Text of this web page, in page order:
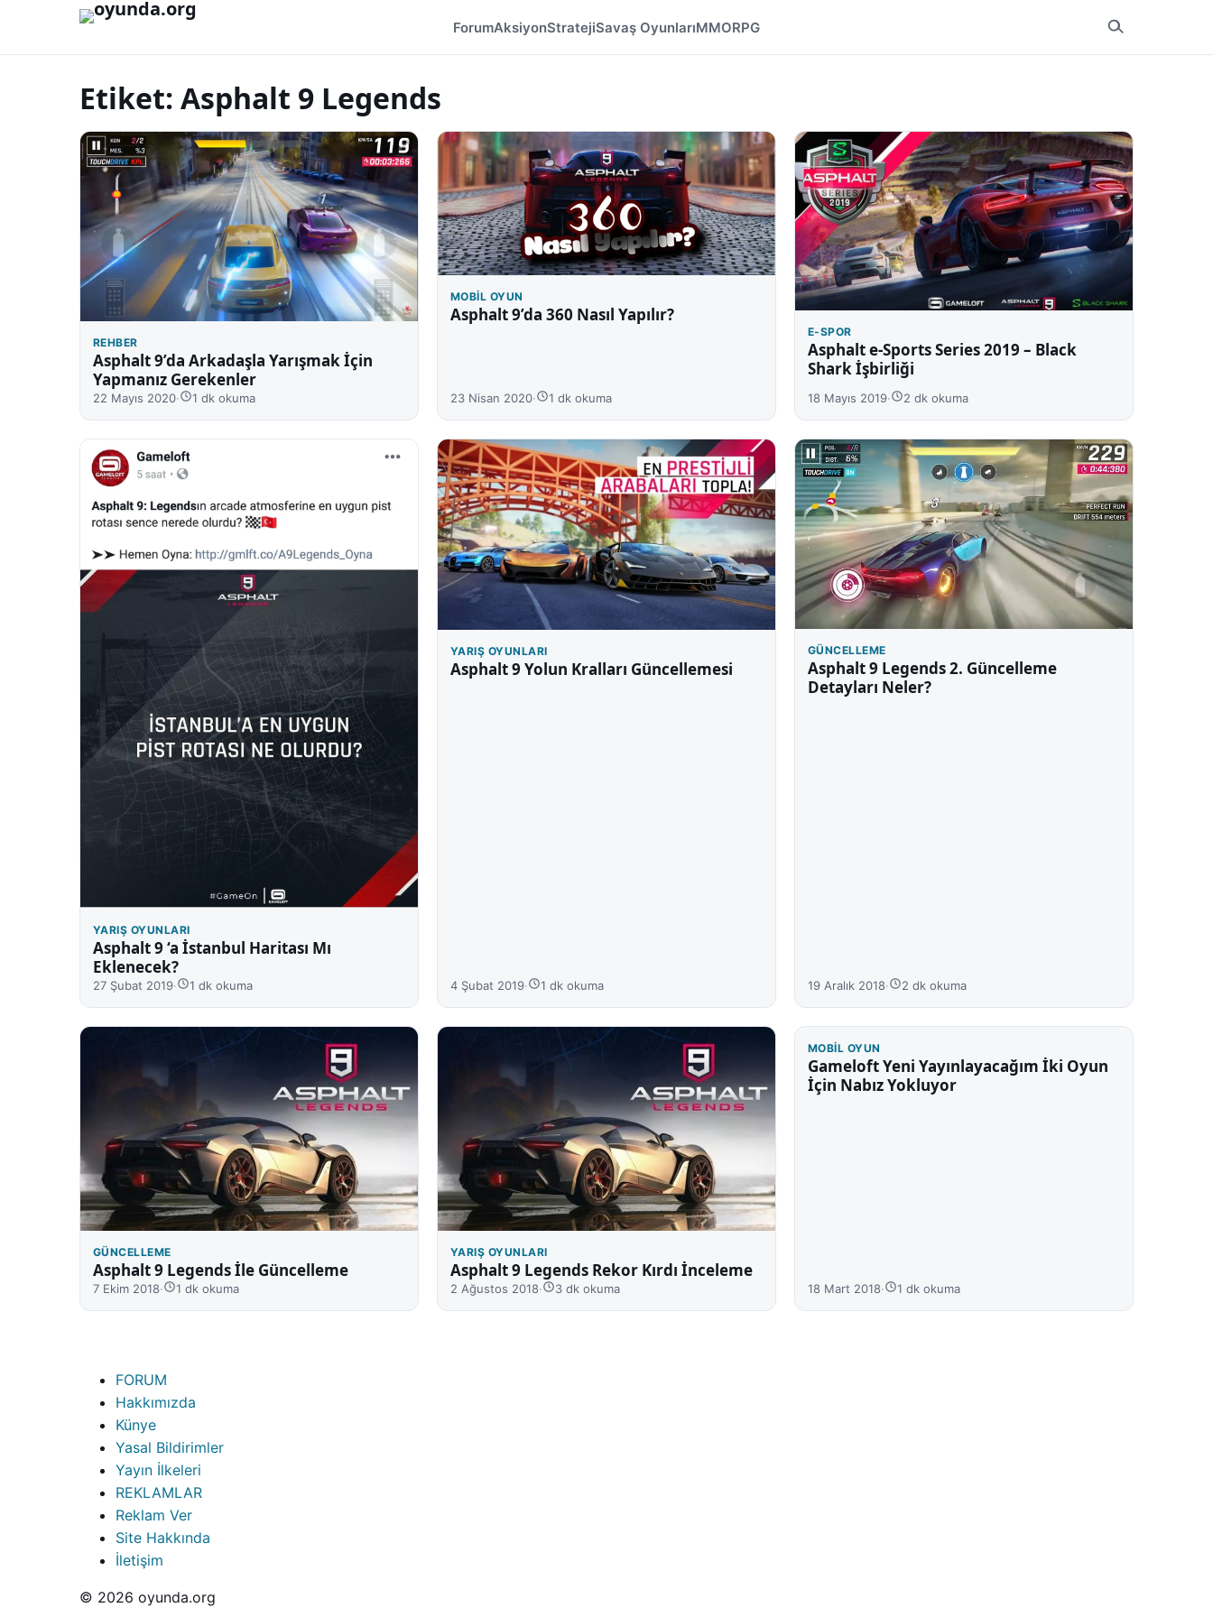
ForumAksiyonStratejiSavaş OyunlarıMMORPG
Etiket: Asphalt 9 Legends
REHBER
Asphalt 9’da Arkadaşla Yarışmak İçin
Yapmanız Gerekenler
22 Mayıs 2020· 1 dk okuma
MOBIL OYUN
Asphalt 9’da 360 Nasıl Yapılır?
23 Nisan 2020· 1 dk okuma
E-SPOR
Asphalt e-Sports Series 2019 – Black
Shark İşbirliği
18 Mayıs 2019· 2 dk okuma
YARIŞ OYUNLARI
Asphalt 9 ‘a İstanbul Haritası Mı
Eklenecek?
27 Şubat 2019· 1 dk okuma
YARIŞ OYUNLARI
Asphalt 9 Yolun Kralları Güncellemesi
4 Şubat 2019· 1 dk okuma
GÜNCELLEME
Asphalt 9 Legends 2. Güncelleme
Detayları Neler?
19 Aralık 2018· 2 dk okuma
GÜNCELLEME
Asphalt 9 Legends İle Güncelleme
7 Ekim 2018· 1 dk okuma
YARIŞ OYUNLARI
Asphalt 9 Legends Rekor Kırdı İnceleme
2 Ağustos 2018· 3 dk okuma
MOBIL OYUN
Gameloft Yeni Yayınlayacağım İki Oyun
İçin Nabız Yokluyor
18 Mart 2018· 1 dk okuma
FORUM
Hakkımızda
Künye
Yasal Bildirimler
Yayın İlkeleri
REKLAMLAR
Reklam Ver
Site Hakkında
İletişim
© 2026 oyunda.org